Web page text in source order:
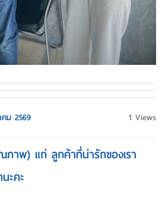
ม 2569 1 Views
าพ) แก่ ลูกค้าที่น่ารักของเรา
ะคะ